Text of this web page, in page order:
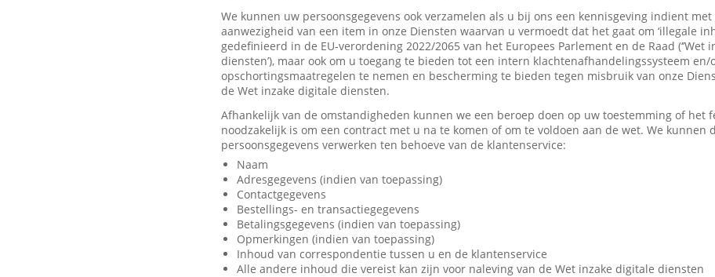
We kunnen uw persoonsgegevens ook verzamelen als u bij ons een kennisgeving indient
aanwezigheid van een item in onze Diensten waarvan u vermoedt dat het gaat om ‘illegale
gedefinieerd in de EU-verordening 2022/2065 van het Europees Parlement en de Raad (‘’Wet
diensten’), maar ook om u toegang te bieden tot een intern klachtenafhandelingssysteem en/
opschortingsmaatregelen te nemen en bescherming te bieden tegen misbruik van onze
de Wet inzake digitale diensten.
Afhankelijk van de omstandigheden kunnen we een beroep doen op uw toestemming of het
noodzakelijk is om een contract met u na te komen of om te voldoen aan de wet. We kunnen
persoonsgegevens verwerken ten behoeve van de klantenservice:
Naam
Adresgegevens (indien van toepassing)
Contactgegevens
Bestellings- en transactiegegevens
Betalingsgegevens (indien van toepassing)
Opmerkingen (indien van toepassing)
Inhoud van correspondentie tussen u en de klantenservice
Alle andere inhoud die vereist kan zijn voor naleving van de Wet inzake digitale diensten